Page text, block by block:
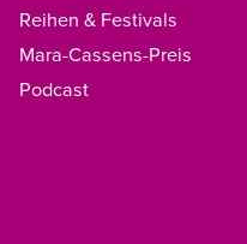
Reihen & Festivals
Mara-Cassens-Preis
Podcast